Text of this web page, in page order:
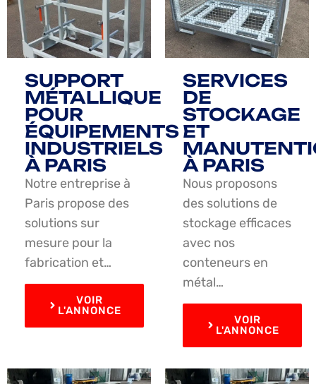
SUPPORT
MÉTALLIQUE
POUR
ÉQUIPEMENTS
INDUSTRIELS
À PARIS
Notre entreprise à
Paris propose des
solutions sur
mesure pour la
fabrication et…
VOIR
L'ANNONCE
SERVICES
DE
STOCKAGE
ET
À PARIS
Nous proposons
des solutions de
stockage efficaces
avec nos
conteneurs en
métal…
VOIR
L'ANNONCE